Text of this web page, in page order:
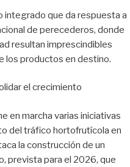
integrado que da respuesta a
de perecederos, donde
resultan imprescindibles
los productos en destino.
el crecimiento
en marcha varias iniciativas
del tráfico hortofrutícola en
la construcción de un
prevista para el 2026, que